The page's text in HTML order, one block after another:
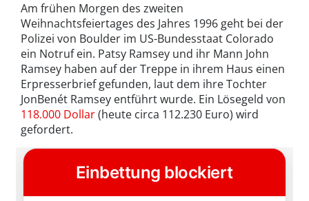
Am frühen Morgen des zweiten
Weihnachtsfeiertages des Jahres 1996 geht bei der
Polizei von Boulder im US-Bundesstaat Colorado
ein Notruf ein. Patsy Ramsey und ihr Mann John
Ramsey haben auf der Treppe in ihrem Haus einen
Erpresserbrief gefunden, laut dem ihre Tochter
JonBenét Ramsey entführt wurde. Ein Lösegeld von
118.000 Dollar(heute circa 112.230 Euro) wird
gefordert.